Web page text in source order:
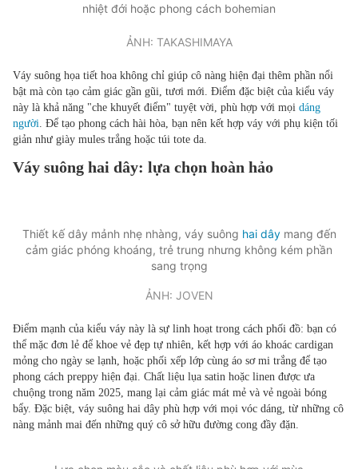
nhiệt đới hoặc phong cách bohemian
ẢNH: TAKASHIMAYA
Váy suông họa tiết hoa không chỉ giúp cô nàng hiện đại thêm phần nổi
bật mà còn tạo cảm giác gần gũi, tươi mới. Điểm đặc biệt của kiểu váy
này là khả năng "che khuyết điểm" tuyệt vời, phù hợp với mọi dáng
người. Để tạo phong cách hài hòa, bạn nên kết hợp váy với phụ kiện tối
giản như giày mules trắng hoặc túi tote da.
Váy suông hai dây: lựa chọn hoàn hảo
Thiết kế dây mảnh nhẹ nhàng, váy suông hai dâymang đến
cảm giác phóng khoáng, trẻ trung nhưng không kém phần
sang trọng
ẢNH: JOVEN
Điểm mạnh của kiểu váy này là sự linh hoạt trong cách phối đồ: bạn có
thể mặc đơn lẻ để khoe vẻ đẹp tự nhiên, kết hợp với áo khoác cardigan
mỏng cho ngày se lạnh, hoặc phối xếp lớp cùng áo sơ mi trắng để tạo
phong cách preppy hiện đại. Chất liệu lụa satin hoặc linen được ưa
chuộng trong năm 2025, mang lại cảm giác mát mẻ và vẻ ngoài bóng
bẩy. Đặc biệt, váy suông hai dây phù hợp với mọi vóc dáng, từ những cô
nàng mảnh mai đến những quý cô sở hữu đường cong đầy đặn.